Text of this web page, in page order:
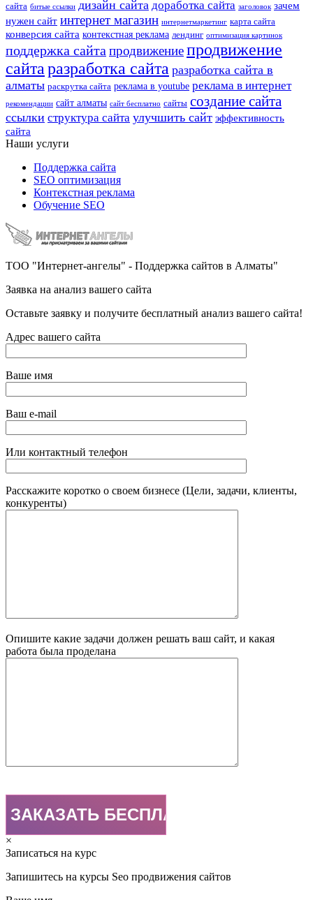
сайта битые ссылки дизайн сайта доработка сайта заголовок зачем
нужен сайт интернет магазин интернетмаркетинг карта сайта
конверсия сайта контекстная реклама лендинг оптимизация картинок
поддержка сайтапродвижениепродвижение
сайтаразработка сайта разработка сайта в
алматы раскрутка сайта реклама в youtube реклама в интернет
рекомендации сайт алматы сайт бесплатно сайты создание сайта
ссылки структура сайта улучшить сайт эффективность
сайта
Наши услуги
Поддержка сайта
SEO оптимизация
Контекстная реклама
Обучение SEO
ТОО "Интернет-ангелы" - Поддержка сайтов в Алматы"
Заявка на анализ вашего сайта
Оставьте заявку и получите бесплатный анализ вашего сайта!
Адрес вашего сайта
Ваше имя
Ваш e-mail
Или контактный телефон
Расскажите коротко о своем бизнесе (Цели, задачи, клиенты,
конкуренты)
Опишите какие задачи должен решать ваш сайт, и какая
работа была проделана
×
Записаться на курс
Запишитесь на курсы Seo продвижения сайтов